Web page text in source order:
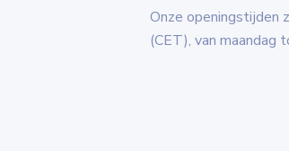
Onze openingstijden
(CET), van maandag